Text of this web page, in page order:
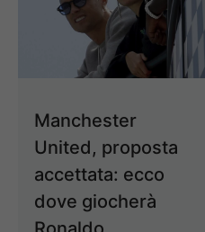
Manchester
United, proposta
accettata: ecco
dove giocherà